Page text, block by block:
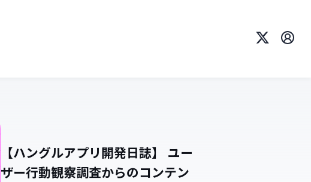
X プロ
【ハングルアプリ開発日誌】 ユー
ザー行動観察調査からのコンテン